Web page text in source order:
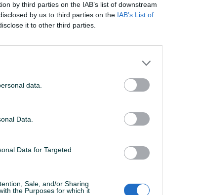
by third parties on the IAB’s list of downstream
by us to third parties on the IAB’s List of
it to other third parties.
data.
Data.
Data for Targeted
Sale, and/or Sharing
the Purposes for which it
te pravimo detaljnu ponudu i prezentaciju
zadovoljstvo.
osoba koje će nastojati da Vam pruže